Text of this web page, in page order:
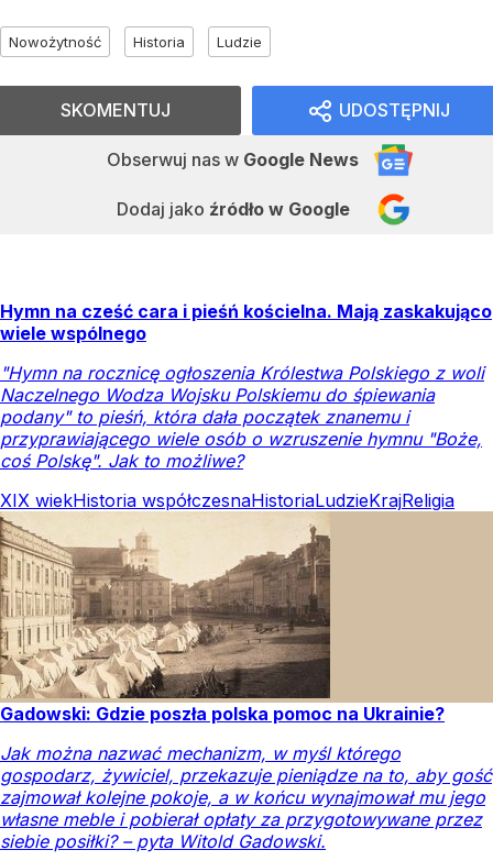
Nowożytność Historia Ludzie
UDOSTĘPNIJ
Obserwuj nas w Google News
Dodaj jako źródło w Google
SKOMENTUJ
Hymn na cześć cara i pieśń kościelna. Mają zaskakująco
wiele wspólnego
"Hymn na rocznicę ogłoszenia Królestwa Polskiego z woli
Naczelnego Wodza Wojsku Polskiemu do śpiewania
podany" to pieśń, która dała początek znanemu i
przyprawiającego wiele osób o wzruszenie hymnu "Boże,
coś Polskę". Jak to możliwe?
XIX wiekHistoria współczesnaHistoriaLudzieKrajReligia
Gadowski: Gdzie poszła polska pomoc na Ukrainie?
Jak można nazwać mechanizm, w myśl którego
gospodarz, żywiciel, przekazuje pieniądze na to, aby gość
zajmował kolejne pokoje, a w końcu wynajmował mu jego
własne meble i pobierał opłaty za przygotowywane przez
siebie posiłki? – pyta Witold Gadowski.